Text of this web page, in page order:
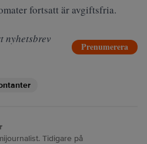
fortsatt är avgiftsfria.
nyhetsbrev
Prenumerera
Tidigare på